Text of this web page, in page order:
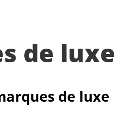
de luxe
de luxe